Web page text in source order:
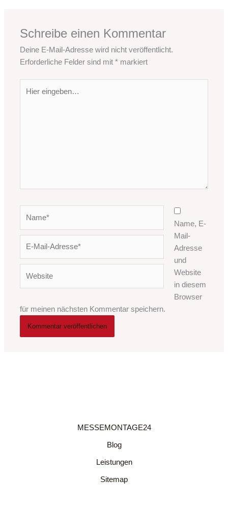
Schreibe einen Kommentar
Deine E-Mail-Adresse wird nicht veröffentlicht.
Erforderliche Felder sind mit* markiert
eingeben…
Adresse*
Name, E-
Mail-
Adresse
und
Website
in diesem
Browser
für meinen nächsten Kommentar speichern.
MESSEMONTAGE24
Blog
Leistungen
Sitemap